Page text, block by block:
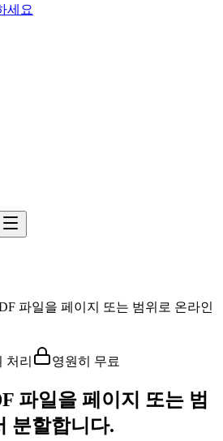
세요
파일을 페이지 또는 범위로 온라인
처리 영원히 무료
파일을 페이지 또는 범
분할합니다.